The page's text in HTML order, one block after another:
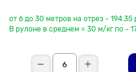
от 6 до 30 метров на отрез - 194.35
В рулоне в среднем = 30 м/кг по -